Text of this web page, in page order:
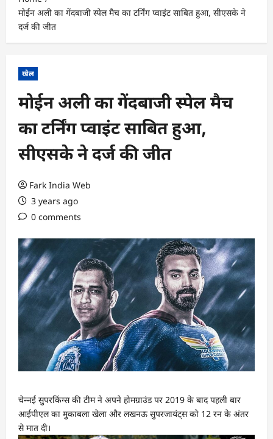
मोईन अली का गेंदबाजी स्‍पेल मैच का टर्निंग प्‍वाइंट साबित हुआ, सीएसके ने
दर्ज की जीत
खेल
मोईन अली का गेंदबाजी स्‍पेल मैच
का टर्निंग प्‍वाइंट साबित हुआ,
सीएसके ने दर्ज की जीत
Fark India Web
3 years ago
0 comments
चेन्‍नई सुपरकिंग्‍स की टीम ने अपने होमग्राउंड पर 2019 के बाद पहली बार
आईपीएल का मुकाबला खेला और लखनऊ सुपरजायंट्स को 12 रन के अंतर
से मात दी।